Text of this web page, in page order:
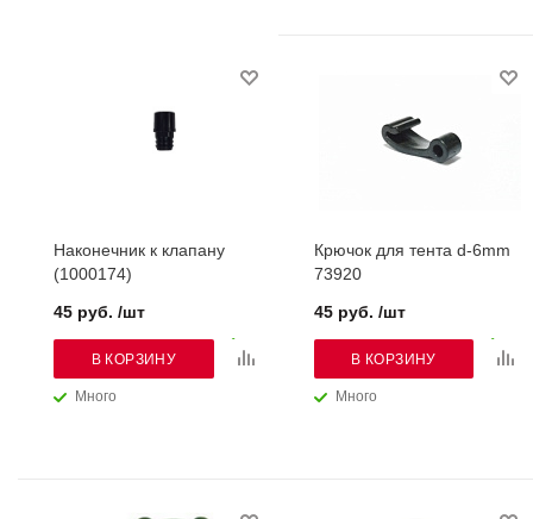
Наконечник к клапану
(1000174)
Много
45 руб. /шт
В КОРЗИНУ
Крючок для тента d-6mm
73920
Много
45 руб. /шт
В КОРЗИНУ